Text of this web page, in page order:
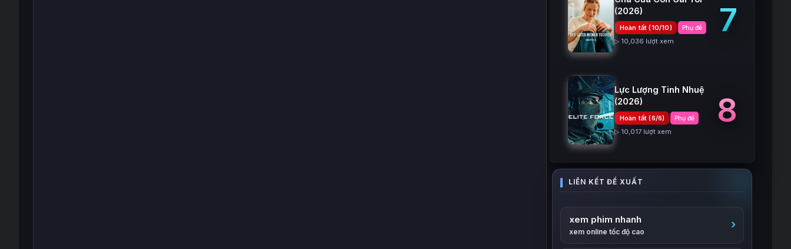
(2026)
Hoàn tất (10/10) Phụ đề
▷ 10,036 lượt xem
7
Lực Lượng Tinh Nhuệ
(2026)
Hoàn tất (6/6) Phụ đề
▷ 10,017 lượt xem
8
xem phim nhanh
xem online tốc độ cao